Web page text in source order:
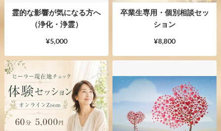
霊的な影響が気になる方へ
（浄化・浄霊）
¥5,000
卒業生専用・個別相談セッ
ション
¥8,800